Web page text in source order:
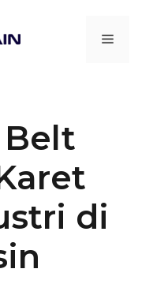
Menu
di